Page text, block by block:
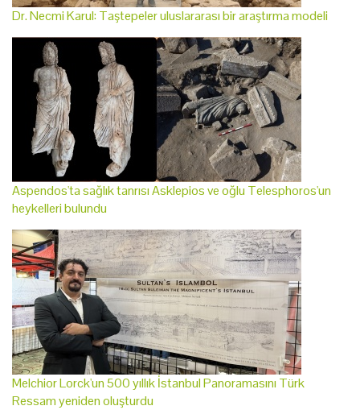
Dr. Necmi Karul: Taştepeler uluslararası bir araştırma modeli
Aspendos'ta sağlık tanrısı Asklepios ve oğlu Telesphoros'un
heykelleri bulundu
Melchior Lorck'un 500 yıllık İstanbul Panoramasını Türk
Ressam yeniden oluşturdu